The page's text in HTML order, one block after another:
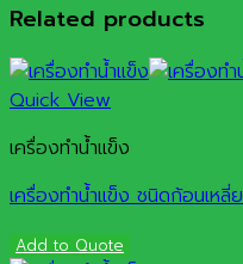
Related products
Quick View
เครื่องทำน้ำแข็ง
เครื่องทำน้ำแข็ง ชนิดก้อนเห
Add to Quote